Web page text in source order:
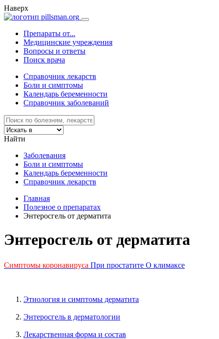
Наверх
Препараты от...
Медицинские учреждения
Вопросы и ответы
Поиск врача
Справочник лекарств
Боли и симптомы
Календарь беременности
Справочник заболеваний
Найти
Заболевания
Боли и симптомы
Календарь беременности
Справочник лекарств
Главная
Полезное о препаратах
Энтеросгель от дерматита
Энтеросгель от дерматита
Симптомы коронавируса При простатите О климаксе
Этиология и симптомы дерматита
Энтеросгель в дерматологии
Лекарственная форма и состав